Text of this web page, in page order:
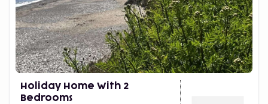
Holiday Home With 2
Bedrooms